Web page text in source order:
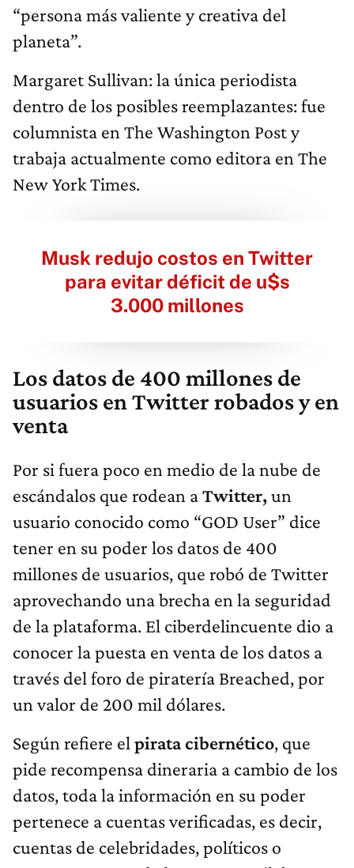
“persona más valiente y creativa del
planeta”.
Margaret Sullivan: la única periodista
dentro de los posibles reemplazantes: fue
columnista en The Washington Post y
trabaja actualmente como editora en The
New York Times.
Musk redujo costos en Twitter
para evitar déficit de u$s
3.000 millones
Los datos de 400 millones de
usuarios en Twitter robados y en
venta
Por si fuera poco en medio de la nube de
escándalos que rodean aTwitter,un
usuario conocido como “GOD User” dice
tener en su poder los datos de 400
millones de usuarios, que robó de Twitter
aprovechando una brecha en la seguridad
de la plataforma. El ciberdelincuente dio a
conocer la puesta en venta de los datos a
través del foro de piratería Breached, por
un valor de 200 mil dólares.
Según refiere el pirata cibernético, que
pide recompensa dineraria a cambio de los
datos, toda la información en su poder
pertenece a cuentas verificadas, es decir,
cuentas de celebridades, políticos o